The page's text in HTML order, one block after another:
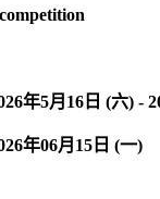
日 (六) - 2026
06月15日 (一)